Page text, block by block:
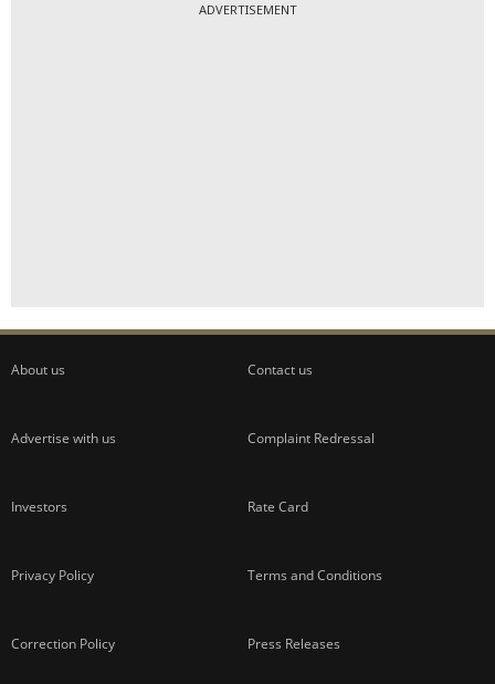
ADVERTISEMENT
About us Contact us
Advertise with us Complaint Redressal
Investors Rate Card
Privacy Policy Terms and Conditions
Correction Policy Press Releases